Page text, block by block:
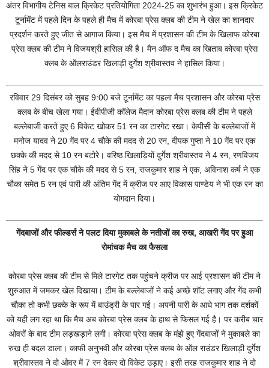
अंतर विभागीय टेनिस बाल क्रिकेट प्रतियोगिता 2024-25 का शुभारंभ हुआ। इस क्रिकेट
टूर्नामेंट में पहले दिन के पहले ही मैच में कोरबा प्रेस क्लब की टीम ने खेल का शानदार
प्रदर्शन करते हुए जीत से आगाज किया। इस मैच में प्रशासन की टीम के खिलाफ कोरबा
प्रेस क्लब की टीम ने विजयश्री हासिल की है। मैन ऑफ द मैच का खिताब कोरबा प्रेस
क्लब के ऑलराउंडर खिलाड़ी दुर्गेश श्रीवास्तव ने हासिल किया।
रविवार 29 दिसंबर को सुबह 9:00 बजे टूर्नामेंट का पहला मैच प्रशासन और कोरबा प्रेस
क्लब के बीच खेला गया। ईवीपीजी कॉलेज मैदान कोरबा प्रेस क्लब की टीम ने पहले
बल्लेबाजी करते हुए 6 विकेट खोकर 51 रन का टारगेट रखा। केपीसी के बल्लेबाजों में
मनोज यादव ने 20 गेंद पर 4 चौके की मदद से 20 रन, दीपक गुप्ता ने 10 गेंद पर एक
छक्के की मदद से 10 रन बटोरे। वरिष्ठ खिलाड़ियों दुर्गेश श्रीवास्तव ने 4 रन, रणविजय
सिंह ने 5 गेंद पर एक चौके की मदद से 5 रन, राजकुमार शाह ने एक, अविनाश कर्ष ने एक
चौका समेत 5 रन एवं पारी की अंतिम गेंद में क्रीज पर आए विकास पाण्डेय ने भी एक रन का
योगदान दिया।
गेंदबाजों और फील्डर्स ने पलट दिया मुकाबले के नतीजों का रुख, आखरी गेंद पर हुआ
रोमांचक मैच का फैसला
कोरबा प्रेस क्लब की टीम से मिले टारगेट तक पहुंचने क्रीज पर आई प्रशासन की टीम ने
शुरुआत में जमकर खेल दिखाया। टीम के बल्लेबाजों ने कई अच्छे शॉट लगाए और गेंद कभी
चौका तो कभी छक्के के रूप में बाउंड्री के पार गई। अपनी पारी के आधे भाग तक दर्शकों
को यही लग रहा था कि मैच अब कोरबा प्रेस क्लब के हाथ से फिसल गई है। पर करीब चार
ओवरों के बाद टीम लड़खड़ाने लगी। कोरबा प्रेस क्लब के मंझे हुए गेंदबाजों ने मुकाबले का
रुख ही बदल डाला। काफी अनुभवी और कोरबा प्रेस क्लब के ऑल राउंडर खिलाड़ी दुर्गेश
श्रीवास्तव ने दो ओवर में 7 रन देकर दो विकेट उड़ाए। इसी तरह राजकुमार शाह ने दो